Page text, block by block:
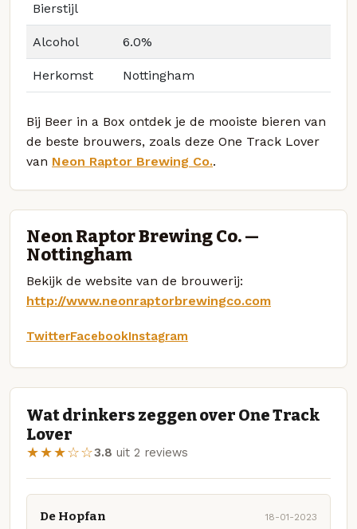
Bierstijl
Alcohol 6.0%
Herkomst Nottingham
Bij Beer in a Box ontdek je de mooiste bieren van
de beste brouwers, zoals deze One Track Lover
van Neon Raptor Brewing Co..
Neon Raptor Brewing Co. —
Nottingham
Bekijk de website van de brouwerij:
http://www.neonraptorbrewingco.com
TwitterFacebookInstagram
Wat drinkers zeggen over One Track
Lover
★★★☆☆3.8 uit 2 reviews
De Hopfan 18-01-2023